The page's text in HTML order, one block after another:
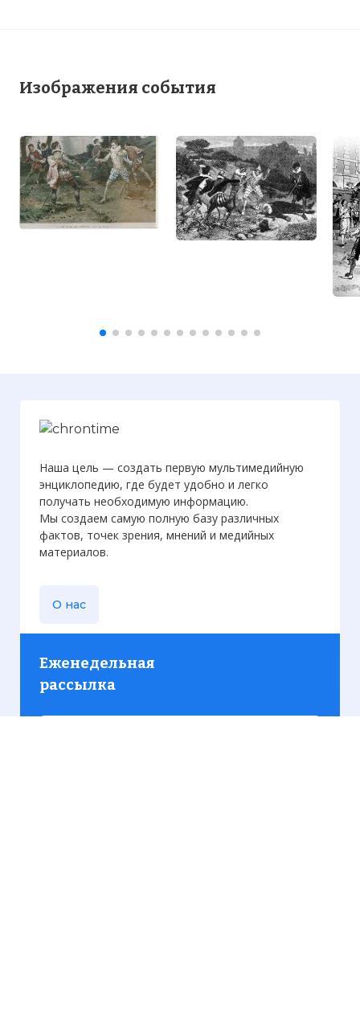
Изображения события
Наша цель — создать первую мультимедийную
энциклопедию, где будет удобно и легко
получать необходимую информацию.
Мы создаем самую полную базу различных
фактов, точек зрения, мнений и медийных
материалов.
О нас
Еженедельная
рассылка